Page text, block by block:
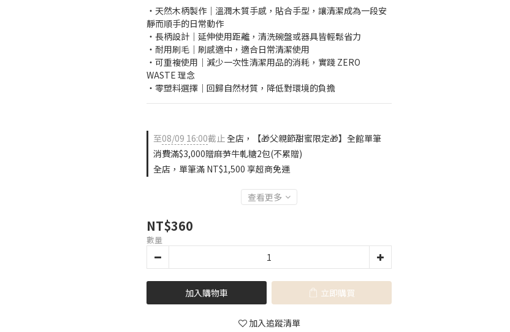
・天然木柄製作｜溫潤木質手感，貼合手型，讓清潔成為一段安
靜而順手的日常動作
・長柄設計｜延伸使用距離，清洗碗盤或器具皆輕鬆省力
・耐用刷毛｜刷感適中，適合日常清潔使用
・可重複使用｜減少一次性清潔用品的消耗，實踐 ZERO
WASTE 理念
・零塑料選擇｜回歸自然材質，降低對環境的負擔
至08/09 16:00截止全店，【🎁父親節甜蜜限定🎁】全館單筆
消費滿$3,000贈麻芛牛軋糖2包(不累贈)
全店，單筆滿 NT$1,500 享超商免運
查看更多
NT$360
數量
加入購物車 立即購買
加入追蹤清單